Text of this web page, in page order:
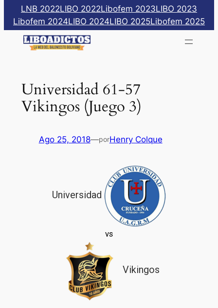
Saltar
contenido
LNB 2022LIBO 2022Libofem 2023LIBO 2023
Libofem 2024LIBO 2024LIBO 2025Libofem 2025
Universidad 61-57
Vikingos (Juego 3)
Ago 25, 2018—porHenry Colque
Universidad
vs
Vikingos